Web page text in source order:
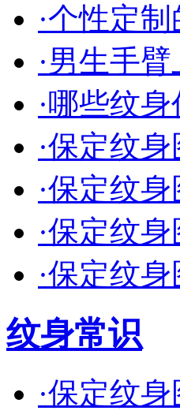
·个性定制
·男生手
·哪些纹
·保定纹身
·保定纹身
·保定纹身
·保定纹身
纹身常识
·保定纹身